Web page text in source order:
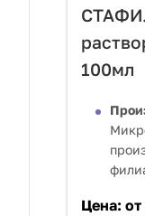
100мл
Цена: